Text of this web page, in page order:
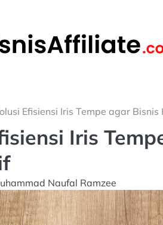
Efisiensi Iris Tempe agar
Iris
Naufal Ramzee